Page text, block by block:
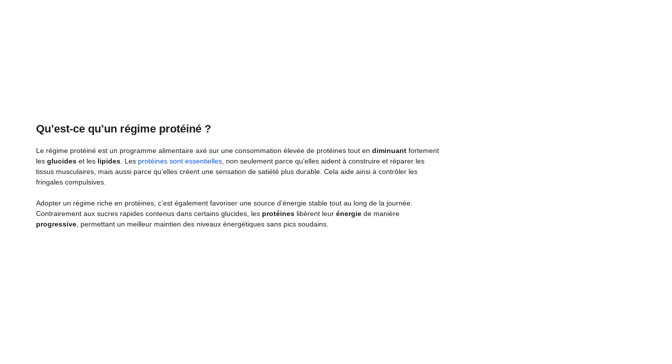
Qu’est-ce qu’un régime protéiné ?
Le régime protéiné est un programme alimentaire axé sur une consommation élevée de protéines tout en diminuant fortement
les glucides et les lipides. Les protéines sont essentielles, non seulement parce qu’elles aident à construire et réparer les
tissus musculaires, mais aussi parce qu’elles créent une sensation de satiété plus durable. Cela aide ainsi à contrôler les
fringales compulsives.
Adopter un régime riche en protéines, c’est également favoriser une source d’énergie stable tout au long de la journée.
Contrairement aux sucres rapides contenus dans certains glucides, les protéines libèrent leur énergie de manière
progressive, permettant un meilleur maintien des niveaux énergétiques sans pics soudains.